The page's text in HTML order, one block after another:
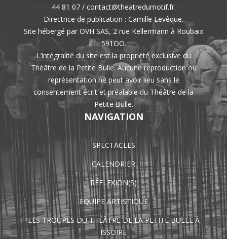
44 81 07 / contact@theatredumotif.fr.
Directrice de publication : Camille Levêque.
Site hébergé par OVH SAS, 2 rue Kellermann à Roubaix
591OO.
L’intégralité du site est la propriété exclusive du
Théâtre de la Petite Bulle. Aucune reproduction ou
représentation ne peut avoir lieu sans le
consentement écrit et préalable du Théâtre de la
Petite Bulle.
NAVIGATION
SPECTACLES
CALENDRIER
RÉFLEXION(S)
EQUIPE ARTISTIQUE
LES TROUPES DU THÉÂTRE DE LA PETITE BULLE À
ISSOIRE